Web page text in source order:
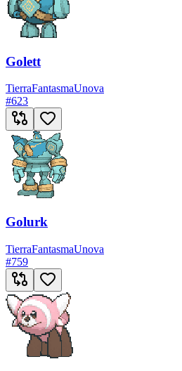
Golett
TierraFantasmaUnova
#623
Golurk
TierraFantasmaUnova
#759